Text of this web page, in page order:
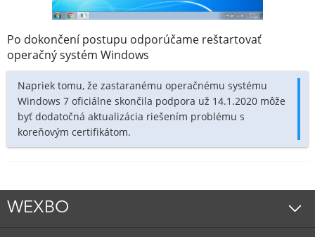
Po dokončení postupu odporúčame reštartovať
operačný systém Windows
Napriek tomu, že zastaranému operačnému systému
Windows 7 oficiálne skončila podpora už 14.1.2020 môže
byť dodatočná aktualizácia riešením problému s
koreňovým certifikátom.
WEXBO